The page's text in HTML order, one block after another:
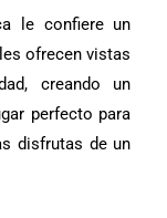
le confiere un
ofrecen vistas
creando un
perfecto para
disfrutas de un